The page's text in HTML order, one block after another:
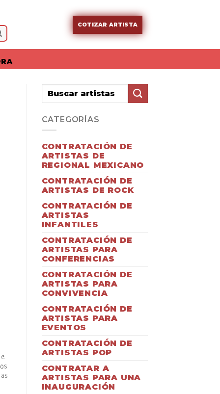
COTIZAR ARTISTA
CATEGORÍAS
CONTRATACIÓN DE
ARTISTAS DE
REGIONAL MEXICANO
CONTRATACIÓN DE
ARTISTAS DE ROCK
CONTRATACIÓN DE
ARTISTAS
INFANTILES
CONTRATACIÓN DE
ARTISTAS PARA
CONFERENCIAS
CONTRATACIÓN DE
ARTISTAS PARA
CONVIVENCIA
CONTRATACIÓN DE
ARTISTAS PARA
EVENTOS
CONTRATACIÓN DE
ARTISTAS POP
CONTRATAR A
ARTISTAS PARA UNA
INAUGURACIÓN